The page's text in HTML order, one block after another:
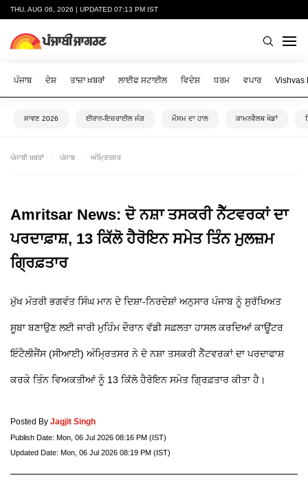
THU, AUG 06, 2026 | UPDATED 07:13 PM IST
ਪੰਜਾਬ ਦੇਸ਼ ਤਾਜ਼ਾ ਖ਼ਬਰਾਂ ਲਾਈਫ ਸਟਾਈਲ ਵਿਦੇਸ਼ ਧਰਮ ਵਪਾਰ Vishvas
ਸਾਵਣ 2026 ਈਰਾਨ-ਇਜ਼ਰਾਈਲ ਜੰਗ ਮੌਸਮ ਦਾ ਹਾਲ ਕਾਮਨਵੈਲਥ ਖੇਡਾਂ
ਪੰਜਾਬੀ ਖ਼ਬਰਾਂ ਪੰਜਾਬ ਅੰਮ੍ਰਿਤਸਰ
Amritsar News: ਦੋ ਨਸ਼ਾ ਤਸਕਰੀ ਨੈੱਟਵਰਕਾਂ ਦਾ
ਪਰਦਾਫ਼ਾਸ਼, 13 ਕਿੱਲੋ ਹੈਰੋਇਨ ਸਮੇਤ ਤਿੰਨ ਮੁਲਜ਼ਮ
ਗ੍ਰਿਫ਼ਤਾਰ
ਮੁੱਖ ਮੰਤਰੀ ਭਗਵੰਤ ਸਿੰਘ ਮਾਨ ਦੇ ਦਿਸ਼ਾ-ਨਿਰਦੇਸ਼ਾਂ ਅਨੁਸਾਰ ਪੰਜਾਬ ਨੂੰ ਸੁਰੱਖਿਅਤ
ਸੂਬਾ ਬਣਾਉਣ ਲਈ ਜਾਰੀ ਮੁਹਿੰਮ ਦੌਰਾਨ ਵੱਡੀ ਸਫ਼ਲਤਾ ਹਾਸਲ ਕਰਦਿਆਂ ਕਾਊਂਟਰ
ਇੰਟੈਲੀਜੈਂਸ (ਸੀਆਈ) ਅੰਮ੍ਰਿਤਸਰ ਨੇ ਦੋ ਨਸ਼ਾ ਤਸਕਰੀ ਨੈੱਟਵਰਕਾਂ ਦਾ ਪਰਦਾਫਾਸ਼
ਕਰਕੇ ਤਿੰਨ ਵਿਅਕਤੀਆਂ ਨੂੰ 13 ਕਿੱਲੋ ਹੈਰੋਇਨ ਸਮੇਤ ਗ੍ਰਿਫ਼ਤਾਰ ਕੀਤਾ ਹੈ।
Posted By Jagjit Singh
Publish Date: Mon, 06 Jul 2026 08:16 PM (IST)
Updated Date: Mon, 06 Jul 2026 08:19 PM (IST)